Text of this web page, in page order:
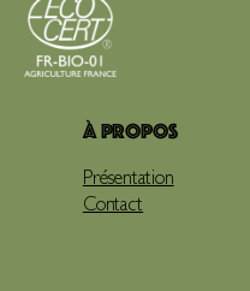
À propos
Présentation
Contact